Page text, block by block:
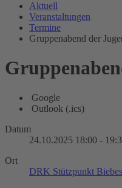
Aktuell
Veranstaltungen
Termine
Gruppenabend der
Google
Outlook (.ics)
Datum
24.10.2025 18:00 -
Ort
DRK Stützpunkt